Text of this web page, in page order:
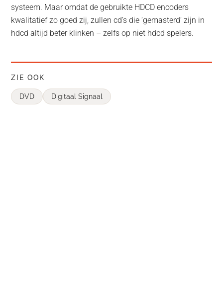
systeem. Maar omdat de gebruikte HDCD encoders
kwalitatief zo goed zij, zullen cd’s die ‘gemasterd’ zijn in
hdcd altijd beter klinken – zelfs op niet hdcd spelers.
ZIE OOK
DVD Digitaal Signaal